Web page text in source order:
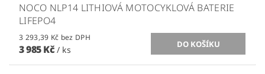
NOCO NLP14 LITHIOVÁ MOTOCYKLOVÁ BATERIE
LIFEPO4
3 293,39 Kč bez DPH
3 985 Kč / ks